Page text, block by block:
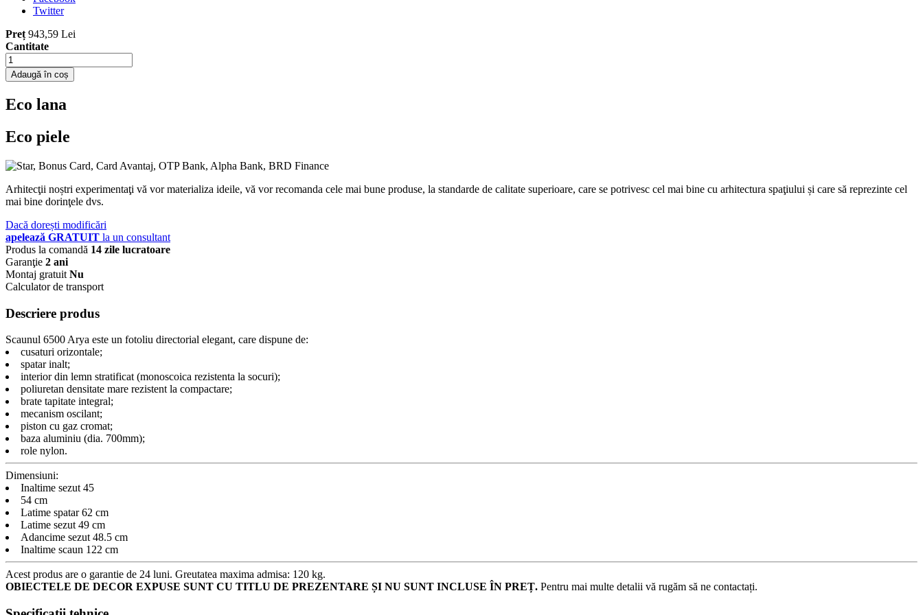
Twitter
Preț 943,59 Lei
Cantitate
Adaugă în coș
Eco lana
Eco piele
Arhitecţii noștri experimentaţi vă vor materializa ideile, vă vor recomanda cele mai bune produse, la standarde de calitate superioare, care se potrivesc cel mai bine cu arhitectura spaţiului și care să reprezinte cel
mai bine dorinţele dvs.
Dacă dorești modificări
apelează GRATUIT la un consultant
Produs la comandă 14 zile lucratoare
Garanţie 2 ani
Montaj gratuit Nu
Calculator de transport
Descriere produs
Scaunul 6500 Arya este un fotoliu directorial elegant, care dispune de:
cusaturi orizontale;
spatar inalt;
interior din lemn stratificat (monoscoica rezistenta la socuri);
poliuretan densitate mare rezistent la compactare;
brate tapitate integral;
mecanism oscilant;
piston cu gaz cromat;
baza aluminiu (dia. 700mm);
role nylon.
Dimensiuni:
Inaltime sezut 45
54 cm
Latime spatar 62 cm
Latime sezut 49 cm
Adancime sezut 48.5 cm
Inaltime scaun 122 cm
Acest produs are o garantie de 24 luni. Greutatea maxima admisa: 120 kg.
OBIECTELE DE DECOR EXPUSE SUNT CU TITLU DE PREZENTARE ȘI NU SUNT INCLUSE ÎN PREȚ. Pentru mai multe detalii vă rugăm să ne contactați.